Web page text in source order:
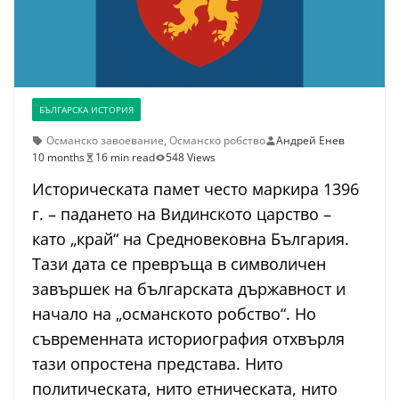
БЪЛГАРСКА ИСТОРИЯ
Османско завоевание, Османско робство
Андрей Енев
10 months
16 min read 548 Views
Историческата памет често маркира 1396
г. – падането на Видинското царство –
като „край“ на Средновековна България.
Тази дата се превръща в символичен
завършек на българската държавност и
начало на „османското робство“. Но
съвременната историография отхвърля
тази опростена представа. Нито
политическата, нито етническата, нито